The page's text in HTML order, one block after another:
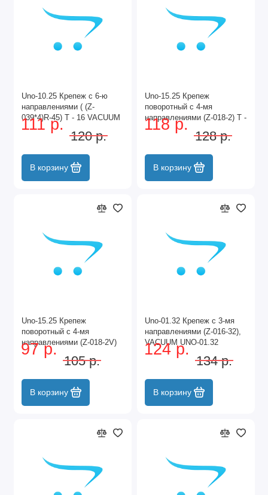
Uno-10.25 Крепеж с 6-ю
направлениями ( (Z-
039*4)R-45) T - 16 VACUUM
UNO-10.25 VACUUM
111 р.
120 р.
В корзину
Uno-15.25 Крепеж
поворотный с 4-мя
направлениями (Z-018-2) T -
17 UNO-15.25
118 р.
128 р.
В корзину
Uno-15.25 Крепеж
поворотный с 4-мя
направлениями (Z-018-2V)
(AG-009B-2) (T - 17)
VACUUM UNO-15.25
97 р.
105 р.
В корзину
Unо-01.32 Крепеж с 3-мя
направлениями (Z-016-32),
VACUUM UNO-01.32
VACUUM
124 р.
134 р.
В корзину